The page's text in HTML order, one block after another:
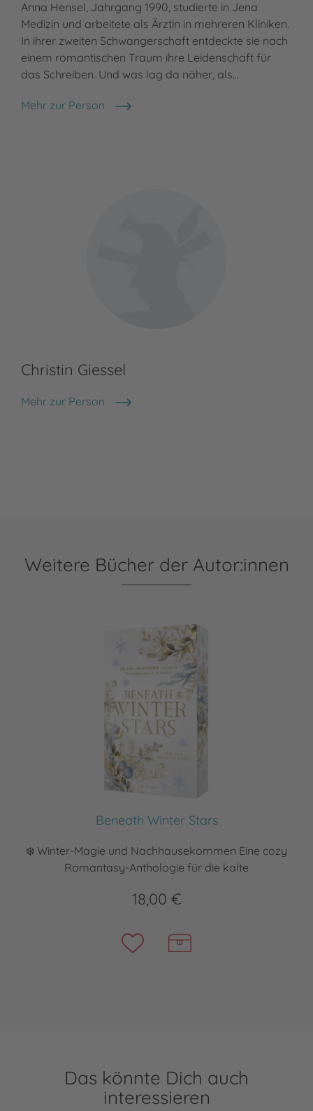
Anna Hensel, Jahrgang 1990, studierte in Jena
Medizin und arbeitete als Ärztin in mehreren Kliniken.
In ihrer zweiten Schwangerschaft entdeckte sie nach
einem romantischen Traum ihre Leidenschaft für
das Schreiben. Und was lag da näher, als…
Mehr zur Person
Anna Hensel
Christin Giessel
Mehr zur Person
Christin Giessel
Weitere Bücher der Autor:innen
Beneath Winter Stars
❄️ Winter-Magie und Nachhausekommen Eine cozy
Romantasy-Anthologie für die kalte
18,00 €
Das könnte Dich auch
interessieren